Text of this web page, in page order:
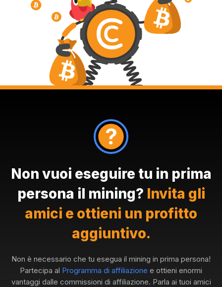
Non vuoi eseguire tu in prima
persona il mining? Invita gli
amici e ottieni un profitto
aggiuntivo.
Non è necessario che tu esegua il mining in prima persona!
Partecipa al Programma di affiliazione e ottieni enormi
vantaggi dalle commissioni di affiliazione. Parla ai tuoi amici